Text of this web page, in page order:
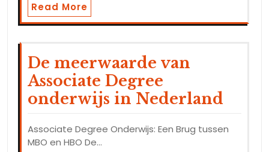
Read More
De meerwaarde van
Associate Degree
onderwijs in Nederland
Associate Degree Onderwijs: Een Brug tussen
MBO en HBO De…